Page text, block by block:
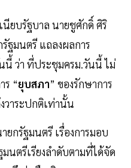
ยบรัฐบาล นายชูศักดิ์ ศิริ
ฐมนตรี แถลงผลการ
ว่า ที่ประชุมครม.วันนี้ ไม่
ร “ยุบสภา” ของรักษาการ
วาระปกติเท่านั้น
กรัฐมนตรี เรื่องการมอบ
นตรีเรียงลำดับตามที่ได้จัด